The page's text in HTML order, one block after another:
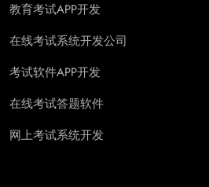
教育考试APP开发
在线考试系统开发公司
考试软件APP开发
在线考试答题软件
网上考试系统开发